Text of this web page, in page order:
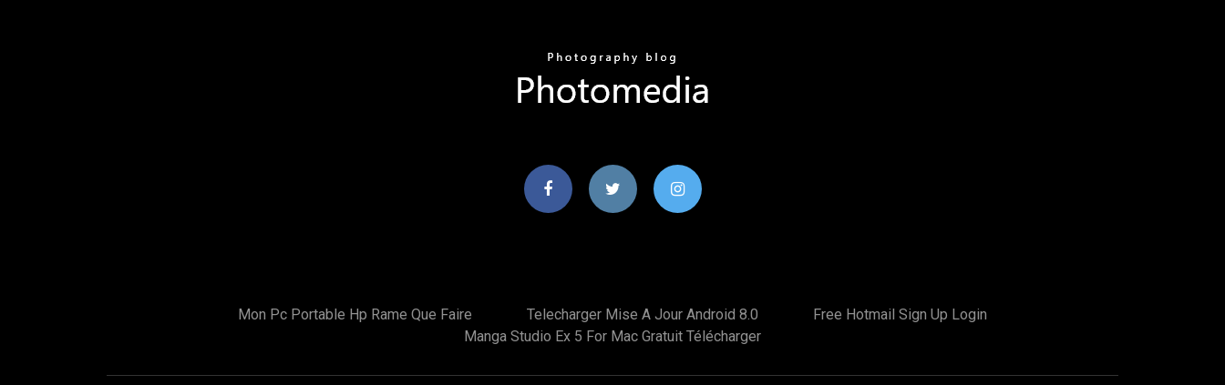
Mon Pc Portable Hp Rame Que Faire Telecharger Mise A Jour Android 8.0
Free Hotmail Sign Up Login
Manga Studio Ex 5 For Mac Gratuit Télécharger